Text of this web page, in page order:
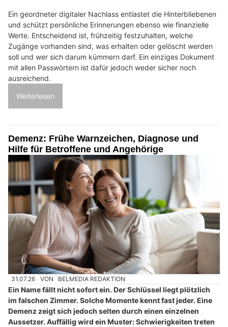
Ein geordneter digitaler Nachlass entlastet die Hinterbliebenen
und schützt persönliche Erinnerungen ebenso wie finanzielle
Werte. Entscheidend ist, frühzeitig festzuhalten, welche
Zugänge vorhanden sind, was erhalten oder gelöscht werden
soll und wer sich darum kümmern darf. Ein einziges Dokument
mit allen Passwörtern ist dafür jedoch weder sicher noch
ausreichend.
Weiterlesen
Demenz: Frühe Warnzeichen, Diagnose und
Hilfe für Betroffene und Angehörige
31.07.26 VON BELMEDIA REDAKTION
Ein Name fällt nicht sofort ein. Der Schlüssel liegt plötzlich
im falschen Zimmer. Solche Momente kennt fast jeder. Eine
Demenz zeigt sich jedoch selten durch einen einzelnen
Aussetzer. Auffällig wird ein Muster: Schwierigkeiten treten